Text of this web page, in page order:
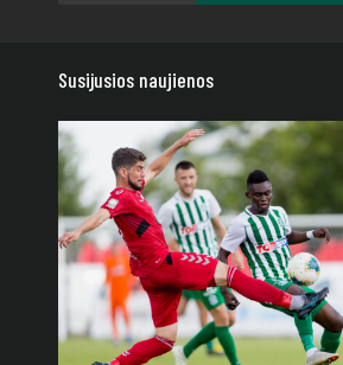
Susijusios naujienos